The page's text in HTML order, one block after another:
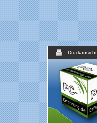
Druckansicht